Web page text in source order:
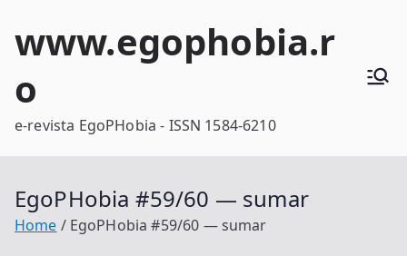
www.egophobia.r
o
e-revista EgoPHobia - ISSN 1584-6210
EgoPHobia #59/60 — sumar
Home EgoPHobia #59/60 — sumar